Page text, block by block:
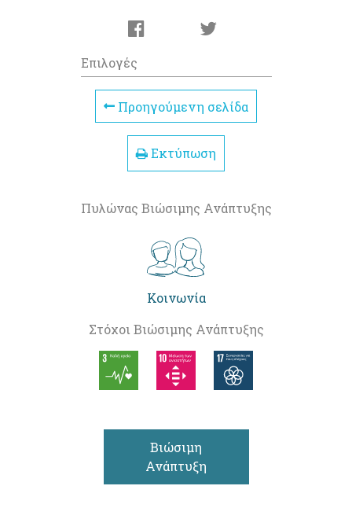
Επιλογές
Προηγούμενη σελίδα
Εκτύπωση
Πυλώνας Βιώσιμης Ανάπτυξης
Κοινωνία
Στόχοι Βιώσιμης Ανάπτυξης
Βιώσιμη
Ανάπτυξη